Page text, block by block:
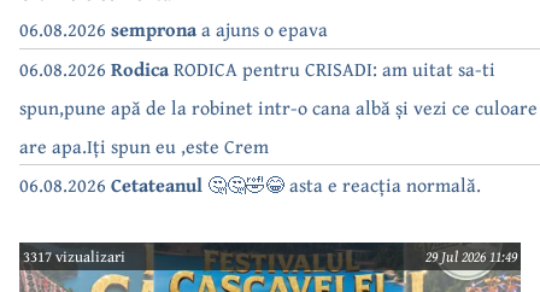
06.08.2026 sempronaa ajuns o epava
06.08.2026 RodicaRODICA pentru CRISADI: am uitat sa-ti
spun,pune apă de la robinet intr-o cana albă și vezi ce culoare
are apa.Iți spun eu ,este Crem
06.08.2026 Cetateanul 🤔🤔🤣😂 asta e reacția normală.
3317 vizualizari 29 Jul 2026 11:49